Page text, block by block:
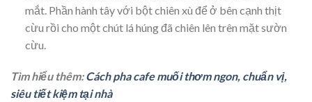
mắt. Phần hành tây với bột chiên xù để ở bên cạnh thịt
cừu rồi cho một chút lá húng đã chiên lên trên mặt sườn
cừu.
Tìm hiểu thêm:Cách pha cafe muối thơm ngon, chuẩn vị,
siêu tiết kiệm tại nhà